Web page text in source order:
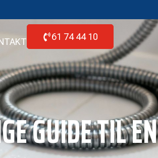
61 74 44 10
GUIDE TIL EN